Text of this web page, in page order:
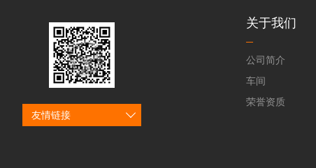
友情链接
关于我们
公司简介
车间
荣誉资质